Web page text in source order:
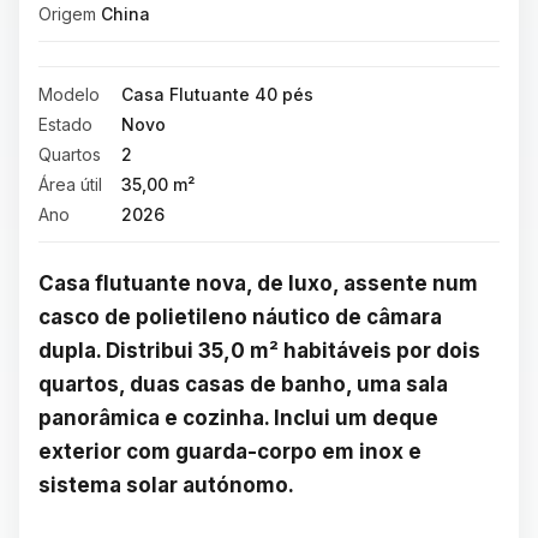
Origem China
Modelo
Casa Flutuante 40 pés
Estado
Novo
Quartos
2
Área útil
35,00 m²
Ano
2026
Casa flutuante nova, de luxo, assente num
casco de polietileno náutico de câmara
dupla. Distribui 35,0 m² habitáveis por dois
quartos, duas casas de banho, uma sala
panorâmica e cozinha. Inclui um deque
exterior com guarda-corpo em inox e
sistema solar autónomo.